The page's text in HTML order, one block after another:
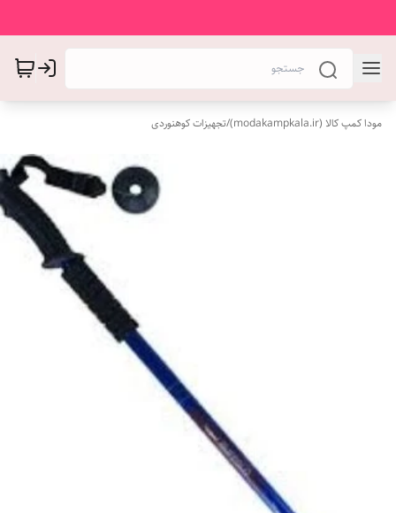
مودا کمپ کالا (modakampkala.ir) /تجهیزات کوهنوردی